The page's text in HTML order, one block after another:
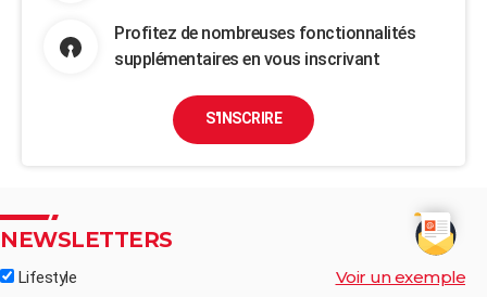
Profitez de nombreuses fonctionnalités
supplémentaires en vous inscrivant
S'INSCRIRE
NEWSLETTERS
Lifestyle Voir un exemple